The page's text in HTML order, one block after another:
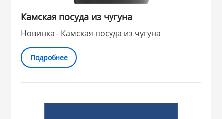
Камская посуда из чугуна
Новинка - Камская посуда из чугуна
Подробнее